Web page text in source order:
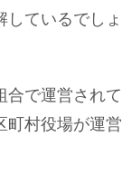
ているでしょ
合で運営されて
町村役場が運営